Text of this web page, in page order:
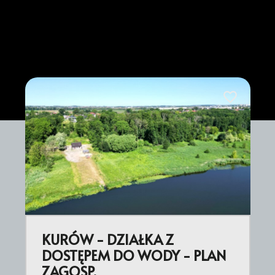
Dodaj do
KURÓW - DZIAŁKA Z
DOSTĘPEM DO WODY - PLAN
ZAGOSP.